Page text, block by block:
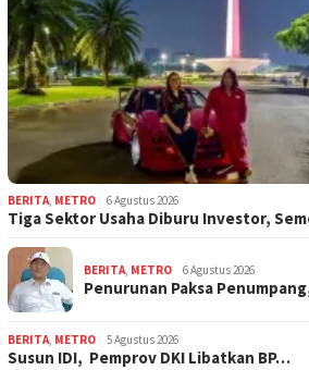
BERITA, METRO 6 Agustus 2026
Tiga Sektor Usaha Diburu Investor,
BERITA, METRO 6 Agustus 2026
Penurunan Paksa
BERITA, METRO 5 Agustus 2026
Susun IDI, Pemprov DKI Libatkan BP…